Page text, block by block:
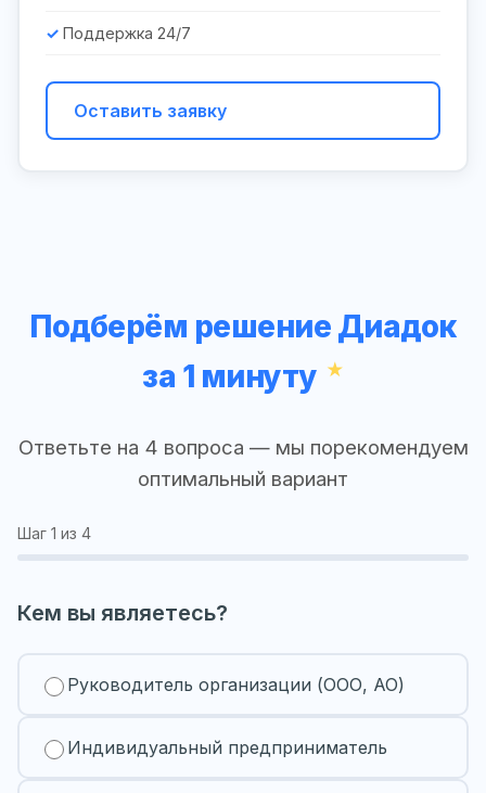
Поддержка 24/7
Оставить заявку
Подберём решение Диадок
за 1 минуту
Ответьте на 4 вопроса — мы порекомендуем
оптимальный вариант
Шаг 1 из 4
Кем вы являетесь?
Руководитель организации (ООО, АО)
Индивидуальный предприниматель